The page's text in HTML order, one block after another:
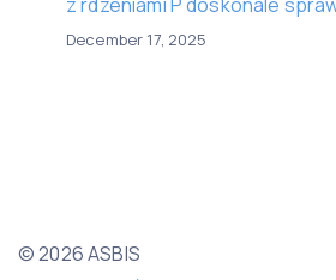
December 17, 2025
© 2026 ASBIS